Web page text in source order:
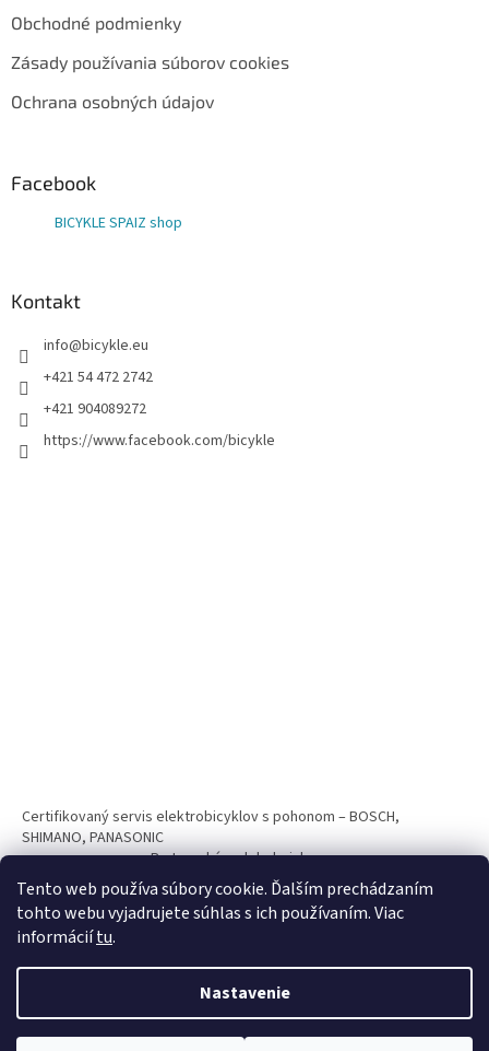
Tento web používa súbory cookie. Ďalším prechádzaním
tohto webu vyjadrujete súhlas s ich používaním. Viac
informáciítu.
Nastavenie
Obchodné podmienky
Zásady používania súborov cookies
Ochrana osobných údajov
Facebook
BICYKLE SPAIZ shop
Kontakt
info@bicykle.eu
+421 54 472 2742
+421 904089272
https://www.facebook.com/bicykle
Certifikovaný servis elektrobicyklov s pohonom – BOSCH,
SHIMANO, PANASONIC
Partnerský web hokejshop.eu
Vytvoril Shoptet